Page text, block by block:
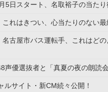
5日スタート、名取裕子の当たり
これはきつい、心当たりのない
名古屋市バス運転手、これはど
声優選抜者と「真夏の夜の朗読会
ルサイト・新CM続々公開！